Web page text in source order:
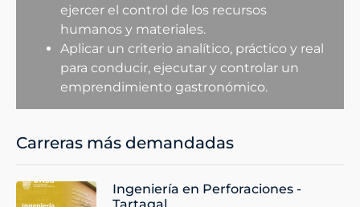
ejercer el control de los recursos
humanos y materiales.
Aplicar un criterio analítico, práctico y real
para conducir, ejecutar y controlar un
emprendimiento gastronómico.
Carreras más demandadas
Ingeniería en Perforaciones -